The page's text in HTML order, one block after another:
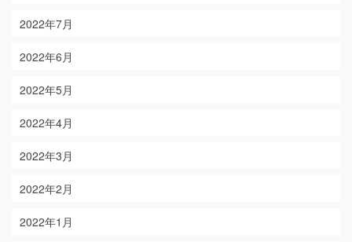
2022年7月
2022年6月
2022年5月
2022年4月
2022年3月
2022年2月
2022年1月